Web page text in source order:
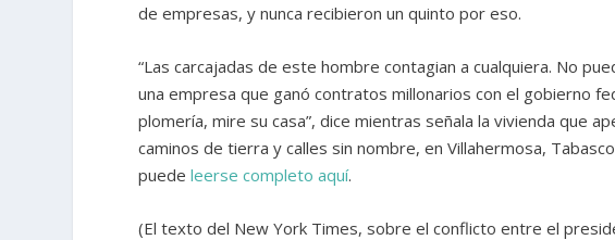
de empresas, y nunca recibieron un quinto por eso.
“Las carcajadas de este hombre contagian a cualquiera. No
una empresa que ganó contratos millonarios con el gobierno
plomería, mire su casa”, dice mientras señala la vivienda que
caminos de tierra y calles sin nombre, en Villahermosa,
puedeleerse completo aquí.
(El texto del New York Times, sobre el conflicto entre el